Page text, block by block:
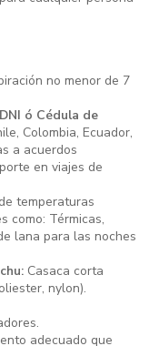
no menor de 7
DNI ó Cédula de
Colombia, Ecuador,
a acuerdos
en viajes de
temperaturas
como: Térmicas,
lana para las noches
Casaca corta
nylon).
adecuado que